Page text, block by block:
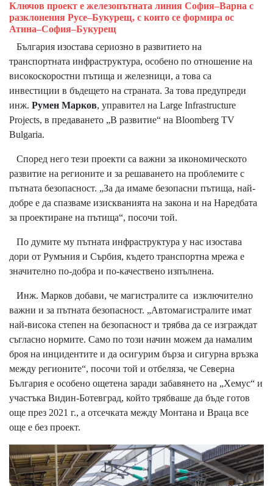
Ключов проект е железопътната линия София–Варна с
разклонения Русе–Букурещ, с които се формира ос
Атина–София–Букурещ
България изостава сериозно в развитието на
транспортната инфраструктура, особено по отношение на
високоскоростни пътища и железници, а това са
инвестиции в бъдещето на страната. За това предупреди
инж. Румен Марков, управител на Large Infrastructure
Projects, в предаването „В развитие“ на Bloomberg TV
Bulgaria.
Според него тези проекти са важни за икономическото
развитие на регионите и за решаването на проблемите с
пътната безопасност. „За да имаме безопасни пътища, най-
добре е да спазваме изискванията на закона и на Наредбата
за проектиране на пътища“, посочи той.
По думите му пътната инфраструктура у нас изостава
дори от Румъния и Сърбия, където транспортна мрежа е
значително по-добра и по-качествено изпълнена.
Инж. Марков добави, че магистралите са изключително
важни и за пътната безопасност. „Автомагистралите имат
най-висока степен на безопасност и трябва да се изграждат
съгласно нормите. Само по този начин можем да намалим
броя на инцидентите и да осигурим бърза и сигурна връзка
между регионите“, посочи той и отбеляза, че Северна
България е особено ощетена заради забавянето на „Хемус“ и
участъка Видин-Ботевград, който трябваше да бъде готов
още през 2021 г., а отсечката между Монтана и Враца все
още е без проект.